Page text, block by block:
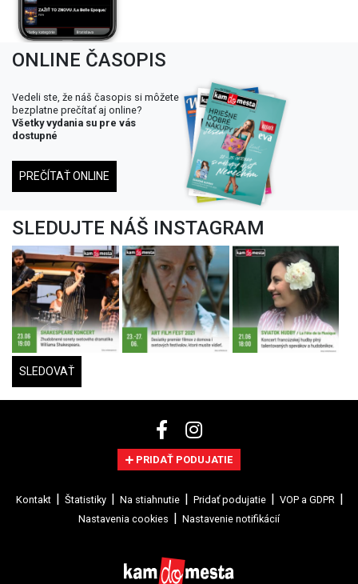
ONLINE ČASOPIS
Vedeli ste, že náš časopis si môžete
bezplatne prečítať aj online?
Všetky vydania su pre vás
dostupné
PREČÍTAŤ ONLINE
SLEDUJTE NÁŠ INSTAGRAM
SLEDOVAŤ
PRIDAŤ PODUJATIE
Kontakt Štatistiky Na stiahnutie Pridať podujatie
VOP a GDPR
Nastavenia cookies
Nastavenie notifikácií